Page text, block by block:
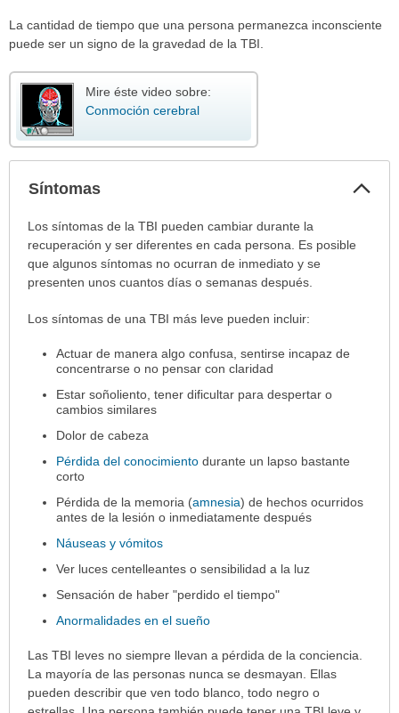
La cantidad de tiempo que una persona permanezca inconsciente
puede ser un signo de la gravedad de la TBI.
Mire éste video sobre:
Conmoción cerebral
Síntomas
Síntomas
sido
extendido.
Los síntomas de la TBI pueden cambiar durante la
recuperación y ser diferentes en cada persona. Es posible
que algunos síntomas no ocurran de inmediato y se
presenten unos cuantos días o semanas después.
Los síntomas de una TBI más leve pueden incluir:
Actuar de manera algo confusa, sentirse incapaz de
concentrarse o no pensar con claridad
Estar soñoliento, tener dificultar para despertar o
cambios similares
Dolor de cabeza
Pérdida del conocimiento durante un lapso bastante
corto
Pérdida de la memoria (amnesia) de hechos ocurridos
antes de la lesión o inmediatamente después
Náuseas y vómitos
Ver luces centelleantes o sensibilidad a la luz
Sensación de haber "perdido el tiempo"
Anormalidades en el sueño
Las TBI leves no siempre llevan a pérdida de la conciencia.
La mayoría de las personas nunca se desmayan. Ellas
pueden describir que ven todo blanco, todo negro o